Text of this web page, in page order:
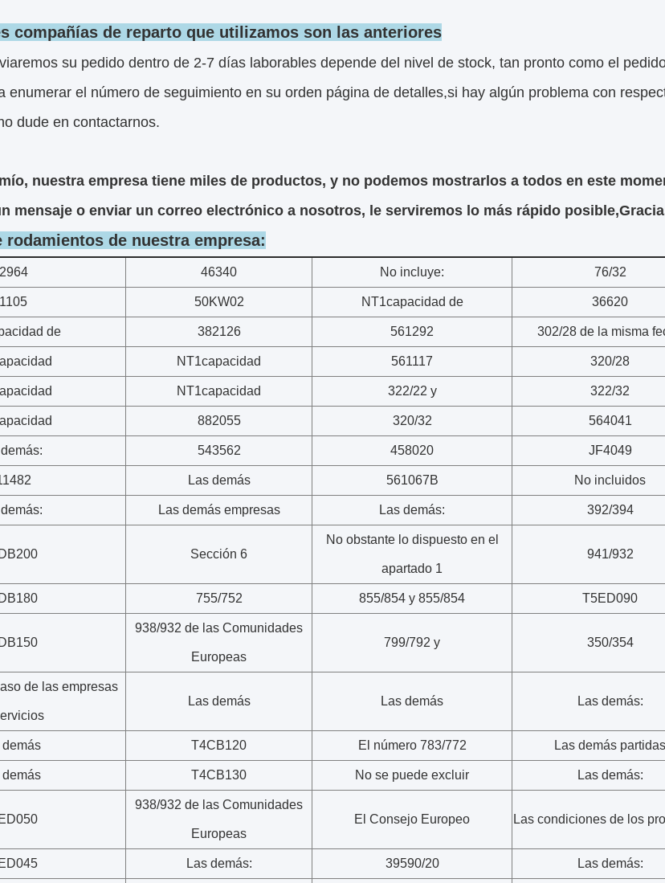
compañías de reparto que utilizamos son las anteriores
su pedido dentro de 2-7 días laborables depende del nivel de stock, tan pronto como el
enumerar el número de seguimiento en su orden página de detalles,si hay algún problema con
dude en contactarnos.
nuestra empresa tiene miles de productos, y no podemos mostrarlos a todos en este
mensaje o enviar un correo electrónico a nosotros, le serviremos lo más rápido
de nuestra empresa:
46340 No incluye: 76/32
50KW02 NT1capacidad de 36620
de 382126 561292 302/28 de la misma
NT1capacidad 561117 320/28
NT1capacidad 322/22 y 322/32
882055 320/32 564041
543562 458020 JF4049
Las demás 561067B No incluidos
Las demás empresas Las demás: 392/394
Sección 6
No obstante lo dispuesto en el
apartado 1
941/932
755/752 855/854 y 855/854 T5ED090
938/932 de las Comunidades
Europeas
799/792 y 350/354
de las empresas
Las demás Las demás Las demás:
demás T4CB120 El número 783/772 Las demás partidas
demás T4CB130 No se puede excluir Las demás:
938/932 de las Comunidades
Europeas
El Consejo Europeo Las condiciones de los
Las demás: 39590/20 Las demás: